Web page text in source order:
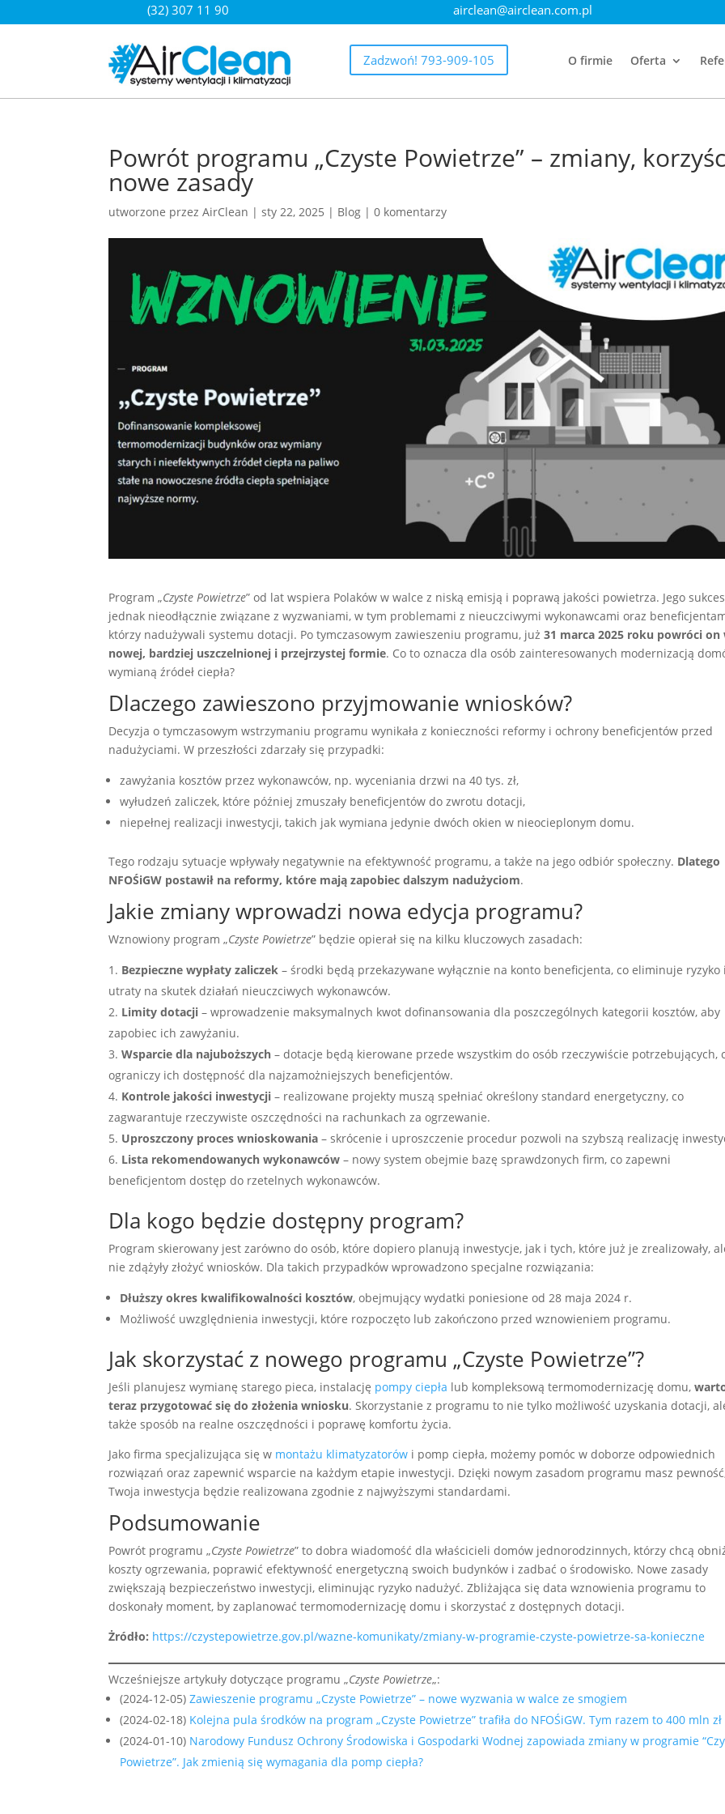
(32) 307 11 90 airclean@airclean.com.pl
Zadzwoń! 793-909-105 O firmie Oferta
Powrót programu „Czyste Powietrze” – zmiany,
nowe zasady
utworzone przezAirClean |sty 22, 2025 | Blog |0 komentarzy
Program „Czyste Powietrze” od lat wspiera Polaków w walce z niską emisją i poprawą jakości powietrza. Jego
jednak nieodłącznie związane z wyzwaniami, w tym problemami z nieuczciwymi wykonawcami oraz
którzy nadużywali systemu dotacji. Po tymczasowym zawieszeniu programu, już31 marca 2025 roku powróci on
nowej, bardziej uszczelnionej i przejrzystej formie. Co to oznacza dla osób zainteresowanych modernizacją
wymianą źródeł ciepła?
Dlaczego zawieszono przyjmowanie wniosków?
Decyzja o tymczasowym wstrzymaniu programu wynikała z konieczności reformy i ochrony beneficjentów przed
nadużyciami. W przeszłości zdarzały się przypadki:
zawyżania kosztów przez wykonawców, np. wyceniania drzwi na 40 tys. zł,
wyłudzeń zaliczek, które później zmuszały beneficjentów do zwrotu dotacji,
niepełnej realizacji inwestycji, takich jak wymiana jedynie dwóch okien w nieocieplonym domu.
Tego rodzaju sytuacje wpływały negatywnie na efektywność programu, a także na jego odbiór społeczny. Dlatego
NFOŚiGW postawił na reformy, które mają zapobiec dalszym nadużyciom.
Jakie zmiany wprowadzi nowa edycja programu?
Wznowiony program „Czyste Powietrze” będzie opierał się na kilku kluczowych zasadach:
Bezpieczne wypłaty zaliczek – środki będą przekazywane wyłącznie na konto beneficjenta, co eliminuje ryzyko
utraty na skutek działań nieuczciwych wykonawców.
Limity dotacji – wprowadzenie maksymalnych kwot dofinansowania dla poszczególnych kategorii kosztów, aby
zapobiec ich zawyżaniu.
Wsparcie dla najuboższych – dotacje będą kierowane przede wszystkim do osób rzeczywiście potrzebujących,
ograniczy ich dostępność dla najzamożniejszych beneficjentów.
Kontrole jakości inwestycji – realizowane projekty muszą spełniać określony standard energetyczny, co
zagwarantuje rzeczywiste oszczędności na rachunkach za ogrzewanie.
Uproszczony proces wnioskowania – skrócenie i uproszczenie procedur pozwoli na szybszą realizację
Lista rekomendowanych wykonawców – nowy system obejmie bazę sprawdzonych firm, co zapewni
beneficjentom dostęp do rzetelnych wykonawców.
Dla kogo będzie dostępny program?
Program skierowany jest zarówno do osób, które dopiero planują inwestycje, jak i tych, które już je zrealizowały,
nie zdążyły złożyć wniosków. Dla takich przypadków wprowadzono specjalne rozwiązania:
Dłuższy okres kwalifikowalności kosztów, obejmujący wydatki poniesione od 28 maja 2024 r.
Możliwość uwzględnienia inwestycji, które rozpoczęto lub zakończono przed wznowieniem programu.
Jak skorzystać z nowego programu „Czyste Powietrze”?
Jeśli planujesz wymianę starego pieca, instalację pompy ciepła lub kompleksową termomodernizację domu,
teraz przygotować się do złożenia wniosku. Skorzystanie z programu to nie tylko możliwość uzyskania dotacji,
także sposób na realne oszczędności i poprawę komfortu życia.
Jako firma specjalizująca się w montażu klimatyzatorów i pomp ciepła, możemy pomóc w doborze odpowiednich
rozwiązań oraz zapewnić wsparcie na każdym etapie inwestycji. Dzięki nowym zasadom programu masz
Twoja inwestycja będzie realizowana zgodnie z najwyższymi standardami.
Podsumowanie
Powrót programu „Czyste Powietrze” to dobra wiadomość dla właścicieli domów jednorodzinnych, którzy chcą
koszty ogrzewania, poprawić efektywność energetyczną swoich budynków i zadbać o środowisko. Nowe zasady
zwiększają bezpieczeństwo inwestycji, eliminując ryzyko nadużyć. Zbliżająca się data wznowienia programu to
doskonały moment, by zaplanować termomodernizację domu i skorzystać z dostępnych dotacji.
Żródło: https://czystepowietrze.gov.pl/wazne-komunikaty/zmiany-w-programie-czyste-powietrze-sa-konieczne
Wcześniejsze artykuły dotyczące programu „Czyste Powietrze„:
(2024-12-05)Zawieszenie programu „Czyste Powietrze” – nowe wyzwania w walce ze smogiem
(2024-02-18) Kolejna pula środków na program „Czyste Powietrze” trafiła do NFOŚiGW. Tym razem to 400 mln zł
(2024-01-10) Narodowy Fundusz Ochrony Środowiska i Gospodarki Wodnej zapowiada zmiany w programie
Powietrze”. Jak zmienią się wymagania dla pomp ciepła?